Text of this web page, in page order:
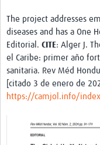
The project addresses
diseases and has a One
Editorial. CITE: Alger J.
el Caribe: primer año
sanitaria. Rev Méd
[citado 3 de enero de
https://camjol.info/